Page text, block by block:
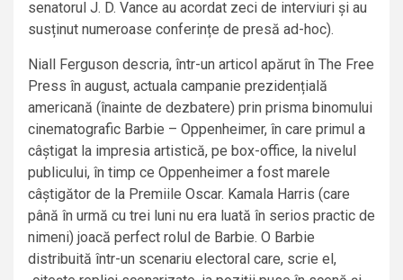
senatorul J. D. Vance au acordat zeci de interviuri și au
susținut numeroase conferințe de presă ad-hoc).
Niall Ferguson descria, într-un articol apărut în The Free
Press în august, actuala campanie prezidențială
americană (înainte de dezbatere) prin prisma binomului
cinematografic Barbie – Oppenheimer, în care primul a
câștigat la impresia artistică, pe box-office, la nivelul
publicului, în timp ce Oppenheimer a fost marele
câștigător de la Premiile Oscar. Kamala Harris (care
până în urmă cu trei luni nu era luată în serios practic de
nimeni) joacă perfect rolul de Barbie. O Barbie
distribuită într-un scenariu electoral care, scrie el,